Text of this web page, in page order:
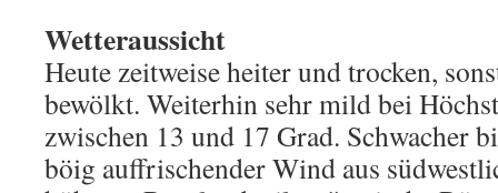
Wetteraussicht
Heute zeitweise heiter und trocken,
bewölkt. Weiterhin sehr mild bei
zwischen 13 und 17 Grad. Schwacher
böig auffrischender Wind aus